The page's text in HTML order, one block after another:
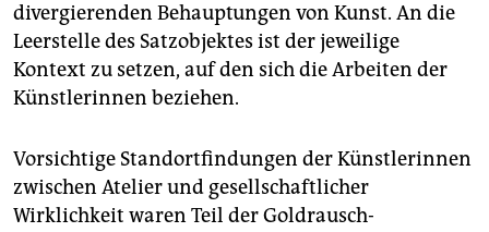
unterstützen
abo
genossenschaft
divergierenden Behauptungen von Kunst. An die
Leerstelle des Satzobjektes ist der jeweilige
Kontext zu setzen, auf den sich die Arbeiten der
Künstlerinnen beziehen.
Vorsichtige Standortfindungen der Künstlerinnen
zwischen Atelier und gesellschaftlicher
Wirklichkeit waren Teil der Goldrausch-